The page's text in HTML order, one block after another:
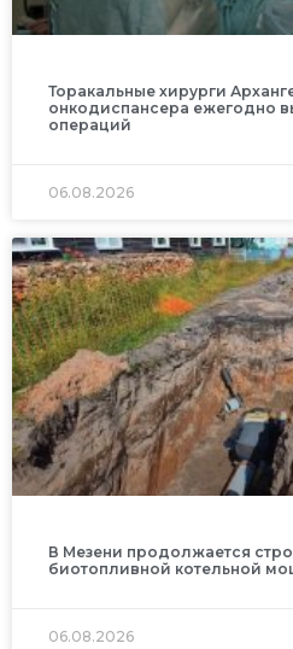
Торакальные хирурги
онкодиспансера ежегодно
операций
06.08.2026
В Мезени продолжается
биотопливной котельной
06.08.2026